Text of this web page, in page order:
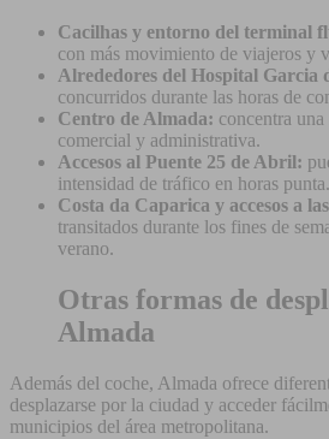
Cacilhas y entorno del terminal
con más movimiento de viajeros y
Alrededores del Hospital Garcia
concurridos durante las horas de
Centro de Almada: concentra
comercial y administrativa.
Accesos al Puente 25 de Abril:
intensidad de tráfico en horas punta.
Costa da Caparica y accesos a
transitados durante los fines de
verano.
Otras formas de
Almada
Además del coche, Almada ofrece
desplazarse por la ciudad y acceder
municipios del área metropolitana.